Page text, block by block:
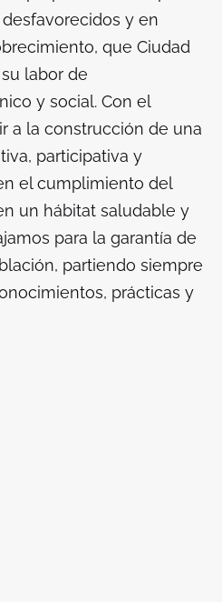
y en
que Ciudad
labor de
y social. Con el
a la construcción de una
participativa y
el cumplimiento del
un hábitat saludable y
para la garantía de
partiendo siempre
prácticas y